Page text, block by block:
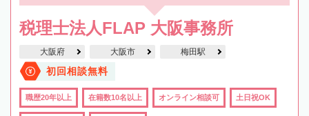
税理士法人FLAP 大阪事務所
大阪府 大阪市 梅田駅
初回相談無料
職歴20年以上 在籍数10名以上 オンライン相談可 土日祝OK